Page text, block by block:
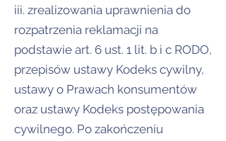
iii. zrealizowania uprawnienia do
rozpatrzenia reklamacji na
podstawie art. 6 ust. 1 lit. b i c RODO,
przepisów ustawy Kodeks cywilny,
ustawy o Prawach konsumentów
oraz ustawy Kodeks postępowania
cywilnego. Po zakończeniu